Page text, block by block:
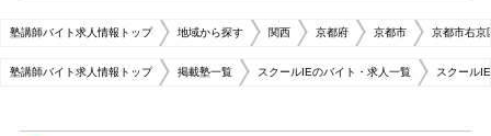
塾講師バイト求人情報トップ 地域から探す 関西 京都府 京都市 京都市右京
塾講師バイト求人情報トップ 掲載塾一覧 スクールIEのバイト・求人一覧 スクール